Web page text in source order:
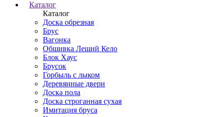
Каталог
Каталог
Доска обрезная
Брус
Вагонка
Обшивка Леший Кело
Блок Хаус
Брусок
Горбыль с лыком
Деревянные двери
Доска пола
Доска строганная сухая
Имитация бруса